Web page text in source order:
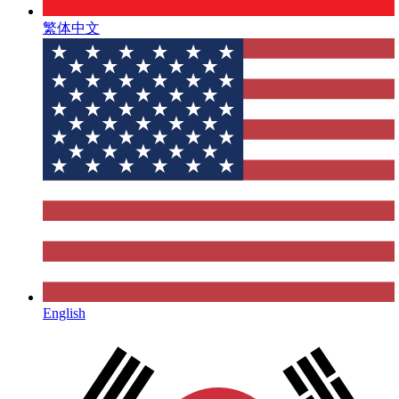
繁体中文
English